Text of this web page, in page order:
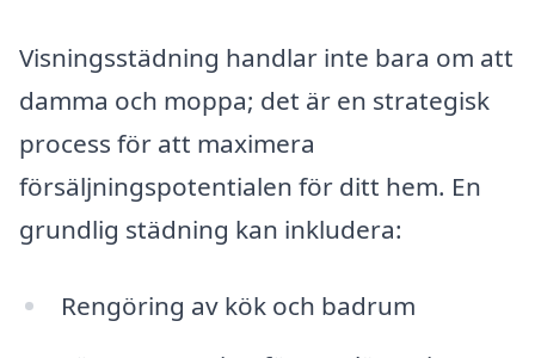
Visningsstädning handlar inte bara om att
damma och moppa; det är en strategisk
process för att maximera
försäljningspotentialen för ditt hem. En
grundlig städning kan inkludera:
Rengöring av kök och badrum